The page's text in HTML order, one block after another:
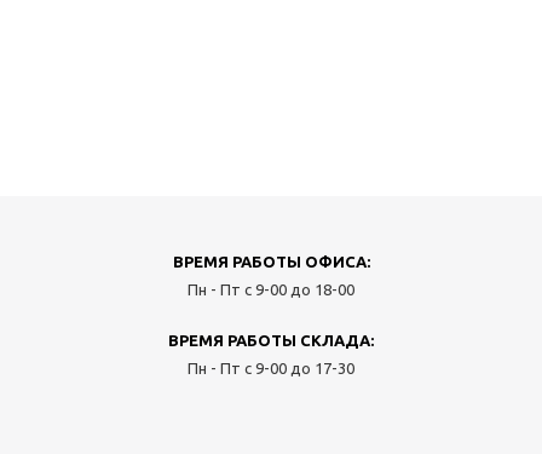
ВРЕМЯ РАБОТЫ ОФИСА:
Пн - Пт с 9-00 до 18-00
ВРЕМЯ РАБОТЫ СКЛАДА:
Пн - Пт с 9-00 до 17-30